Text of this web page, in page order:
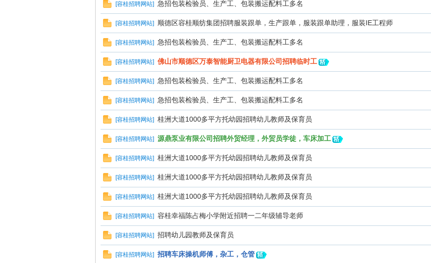
[容桂招聘网站] 急招包装检验员、生产工、包装搬运配料工多名
[容桂招聘网站] 顺德区容桂顺纺集团招聘服装跟单，生产跟单，服装跟单助理，服装IE工程师
[容桂招聘网站] 急招包装检验员、生产工、包装搬运配料工多名
[容桂招聘网站] 佛山市顺德区万泰智能厨卫电器有限公司招聘临时工
[容桂招聘网站] 急招包装检验员、生产工、包装搬运配料工多名
[容桂招聘网站] 急招包装检验员、生产工、包装搬运配料工多名
[容桂招聘网站] 桂洲大道1000多平方托幼园招聘幼儿教师及保育员
[容桂招聘网站] 源鼎泵业有限公司招聘外贸经理，外贸员学徒，车床加工
[容桂招聘网站] 桂洲大道1000多平方托幼园招聘幼儿教师及保育员
[容桂招聘网站] 桂洲大道1000多平方托幼园招聘幼儿教师及保育员
[容桂招聘网站] 桂洲大道1000多平方托幼园招聘幼儿教师及保育员
[容桂招聘网站] 容桂幸福陈占梅小学附近招聘一二年级辅导老师
[容桂招聘网站] 招聘幼儿园教师及保育员
[容桂招聘网站] 招聘车床操机师傅，杂工，仓管